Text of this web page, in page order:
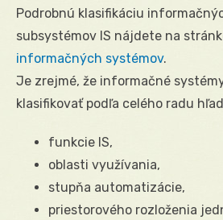
Podrobnú klasifikáciu
subsystémov IS nájdete na
informačných systémov.
Je zrejmé, že informačné
klasifikovať podľa celého radu
funkcie IS,
oblasti využívania,
stupňa automatizácie,
priestorového rozloženia